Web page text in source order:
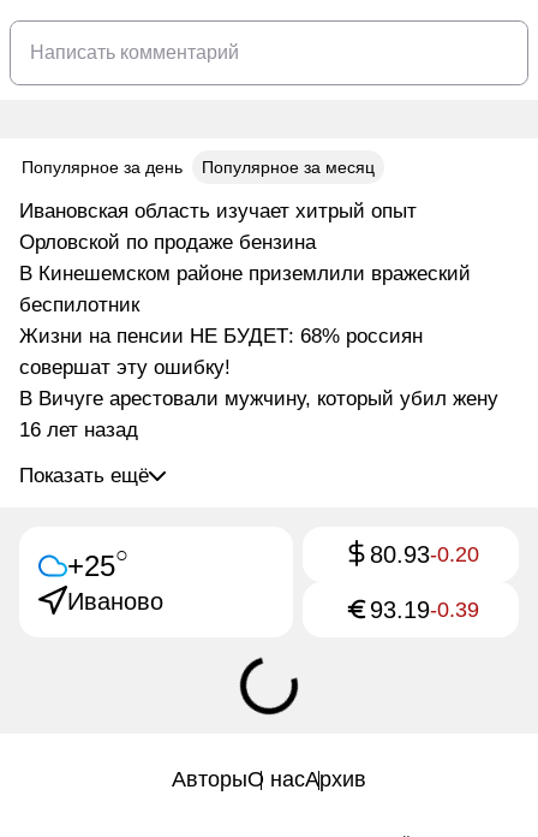
Популярное за день Популярное за месяц
Ивановская область изучает хитрый опыт
Орловской по продаже бензина
В Кинешемском районе приземлили вражеский
беспилотник
Жизни на пенсии НЕ БУДЕТ: 68% россиян
совершат эту ошибку!
В Вичуге арестовали мужчину, который убил жену
16 лет назад
Показать ещё
+25○
Иваново
80.93-0.20
93.19-0.39
АвторыО насАрхив